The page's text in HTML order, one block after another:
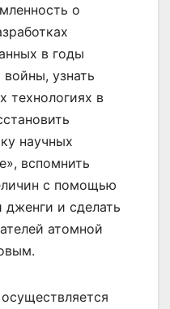
о
в годы
узнать
технологиях в
научных
вспомнить
с помощью
и сделать
атомной